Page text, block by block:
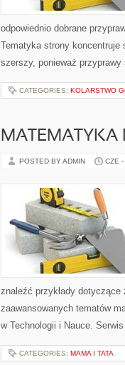
odpowiednio dobrane
Tematyka strony koncentruje
szerszy, ponieważ
CATEGORIES: KOLARSTWO
MATEMATYKA
POSTED BY ADMIN CZE
znaleźć przykłady
zaawansowanych tematów
w Technologii i Nauce.
CATEGORIES: MAMA I TATA